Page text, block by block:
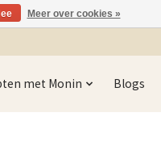
met Monin Blogs
Meer over cookies »